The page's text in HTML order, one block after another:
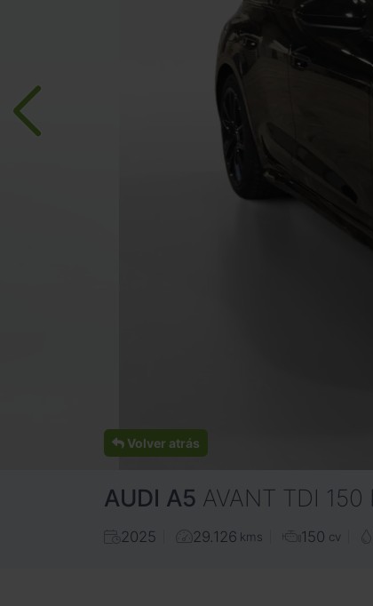
Volver atrás
AUDI A5 AVANT TDI
2025 29.126 kms 150 cv